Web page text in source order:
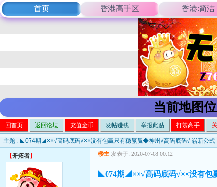
首页 香港高手区 香港:简洁
当前地图
回首页 返回论坛 充值金币 发帖赚钱 举报此贴 打赏高手
主题 : ◣074期◢××√高码底码√××没有包赢只有稳赢赢◆神州√高码底码√ 崭新公式
【开拓者】 楼主 发表于: 2026-07-08 00:12
◣074期◢××√高码底码√××没有包